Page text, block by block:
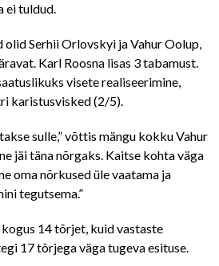
ei tuldud.
Serhii Orlovskyi ja Vahur Oolup,
Karl Roosna lisas 3 tabamust.
visete realiseerimine,
karistusvisked (2/5).
sulle,” võttis mängu kokku Vahur
jäi täna nõrgaks. Kaitse kohta väga
oma nõrkused üle vaatama ja
tegutsema.”
14 tõrjet, kuid vastaste
17 tõrjega väga tugeva esituse.